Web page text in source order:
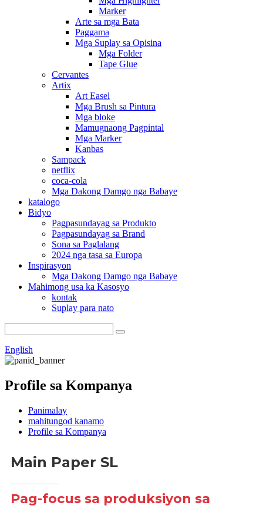
Marker
Arte sa mga Bata
Paggama
Mga Suplay sa Opisina
Mga Folder
Tape Glue
Cervantes
Artix
Art Easel
Mga Brush sa Pintura
Mga bloke
Mamugnaong Pagpintal
Mga Marker
Kanbas
Sampack
netflix
coca-cola
Mga Dakong Damgo nga Babaye
katalogo
Bidyo
Pagpasundayag sa Produkto
Pagpasundayag sa Brand
Sona sa Paglalang
2024 nga tasa sa Europa
Inspirasyon
Mga Dakong Damgo nga Babaye
Mahimong usa ka Kasosyo
kontak
Suplay para nato
English
Profile sa Kompanya
Panimalay
mahitungod kanamo
Profile sa Kompanya
Main Paper SL
Pag-focus sa produksiyon sa